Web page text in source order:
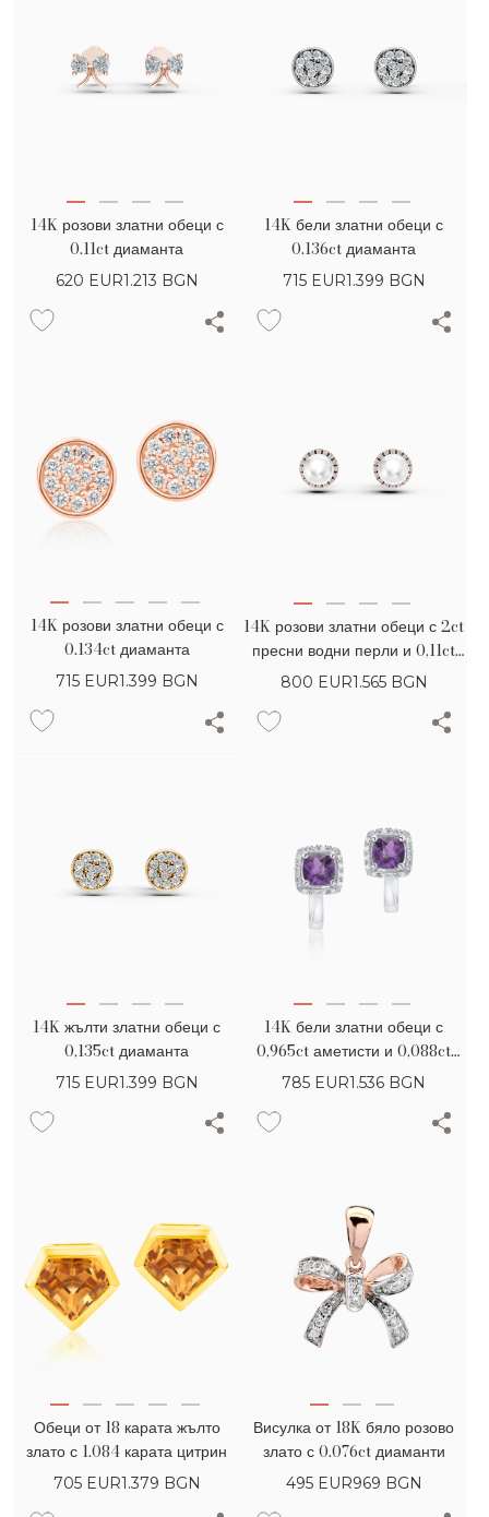
14K розови златни обеци с
0.11ct диаманта
620 EUR1.213 BGN
14K бели златни обеци с
0.136ct диаманта
715 EUR1.399 BGN
14K розови златни обеци с
0.134ct диаманта
715 EUR1.399 BGN
14K розови златни обеци с 2ct
пресни водни перли и 0,11ct
диаманта
800 EUR1.565 BGN
14K жълти златни обеци с
0,135ct диаманта
715 EUR1.399 BGN
14K бели златни обеци с
0,965ct аметисти и 0,088ct
диаманта
785 EUR1.536 BGN
Обеци от 18 карата жълто
злато с 1.084 карата цитрин
705 EUR1.379 BGN
Висулка от 18K бяло розово
злато с 0.076ct диаманти
495 EUR969 BGN